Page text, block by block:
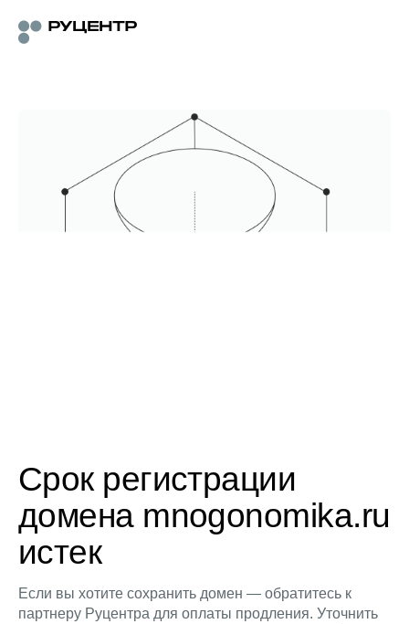
Срок регистрации
домена mnogonomika.ru
истек
Если вы хотите сохранить домен — обратитесь к
партнеру Руцентра для оплаты продления. Уточнить